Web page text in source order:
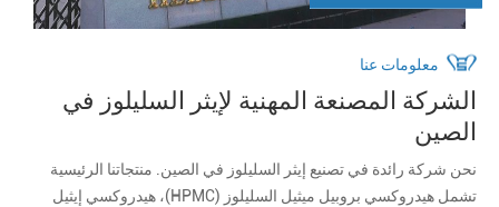
معلومات عنا
الشركة المصنعة المهنية لإيثر السليلوز في
الصين
نحن شركة رائدة في تصنيع إيثر السليلوز في الصين. منتجاتنا الرئيسية
تشمل هيدروكسي بروبيل ميثيل السليلوز (HPMC)، هيدروكسي إيثيل